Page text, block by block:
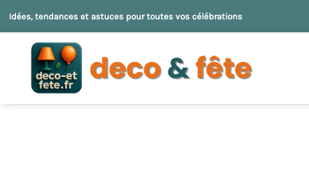
au
Idées, tendances et astuces pour toutes vos célébrations